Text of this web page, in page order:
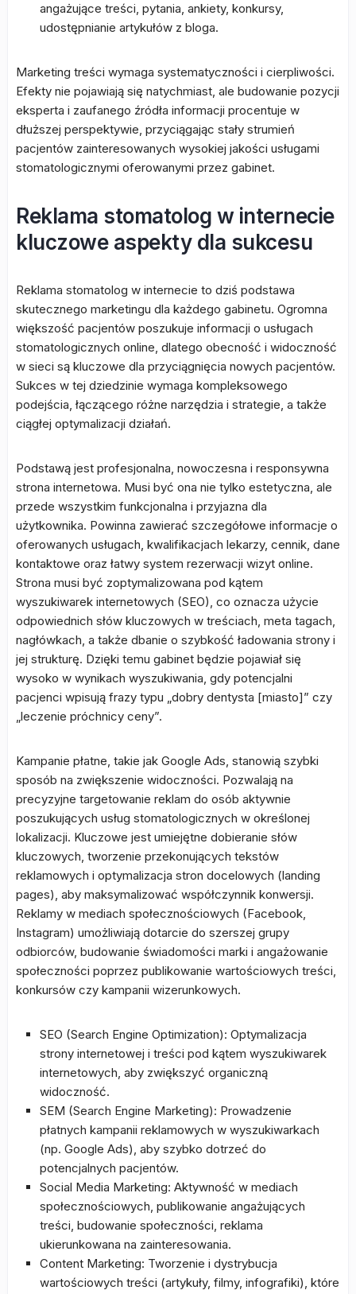
angażujące treści, pytania, ankiety, konkursy,
udostępnianie artykułów z bloga.
Marketing treści wymaga systematyczności i cierpliwości.
Efekty nie pojawiają się natychmiast, ale budowanie pozycji
eksperta i zaufanego źródła informacji procentuje w
dłuższej perspektywie, przyciągając stały strumień
pacjentów zainteresowanych wysokiej jakości usługami
stomatologicznymi oferowanymi przez gabinet.
Reklama stomatolog w internecie
kluczowe aspekty dla sukcesu
Reklama stomatolog w internecie to dziś podstawa
skutecznego marketingu dla każdego gabinetu. Ogromna
większość pacjentów poszukuje informacji o usługach
stomatologicznych online, dlatego obecność i widoczność
w sieci są kluczowe dla przyciągnięcia nowych pacjentów.
Sukces w tej dziedzinie wymaga kompleksowego
podejścia, łączącego różne narzędzia i strategie, a także
ciągłej optymalizacji działań.
Podstawą jest profesjonalna, nowoczesna i responsywna
strona internetowa. Musi być ona nie tylko estetyczna, ale
przede wszystkim funkcjonalna i przyjazna dla
użytkownika. Powinna zawierać szczegółowe informacje o
oferowanych usługach, kwalifikacjach lekarzy, cennik, dane
kontaktowe oraz łatwy system rezerwacji wizyt online.
Strona musi być zoptymalizowana pod kątem
wyszukiwarek internetowych (SEO), co oznacza użycie
odpowiednich słów kluczowych w treściach, meta tagach,
nagłówkach, a także dbanie o szybkość ładowania strony i
jej strukturę. Dzięki temu gabinet będzie pojawiał się
wysoko w wynikach wyszukiwania, gdy potencjalni
pacjenci wpisują frazy typu „dobry dentysta [miasto]” czy
„leczenie próchnicy ceny”.
Kampanie płatne, takie jak Google Ads, stanowią szybki
sposób na zwiększenie widoczności. Pozwalają na
precyzyjne targetowanie reklam do osób aktywnie
poszukujących usług stomatologicznych w określonej
lokalizacji. Kluczowe jest umiejętne dobieranie słów
kluczowych, tworzenie przekonujących tekstów
reklamowych i optymalizacja stron docelowych (landing
pages), aby maksymalizować współczynnik konwersji.
Reklamy w mediach społecznościowych (Facebook,
Instagram) umożliwiają dotarcie do szerszej grupy
odbiorców, budowanie świadomości marki i angażowanie
społeczności poprzez publikowanie wartościowych treści,
konkursów czy kampanii wizerunkowych.
SEO (Search Engine Optimization): Optymalizacja
strony internetowej i treści pod kątem wyszukiwarek
internetowych, aby zwiększyć organiczną
widoczność.
SEM (Search Engine Marketing): Prowadzenie
płatnych kampanii reklamowych w wyszukiwarkach
(np. Google Ads), aby szybko dotrzeć do
potencjalnych pacjentów.
Social Media Marketing: Aktywność w mediach
społecznościowych, publikowanie angażujących
treści, budowanie społeczności, reklama
ukierunkowana na zainteresowania.
Content Marketing: Tworzenie i dystrybucja
wartościowych treści (artykuły, filmy, infografiki), które